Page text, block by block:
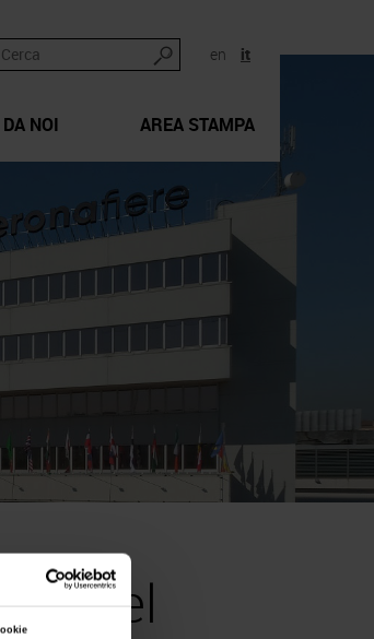
en it
NOI AREA STAMPA
e del